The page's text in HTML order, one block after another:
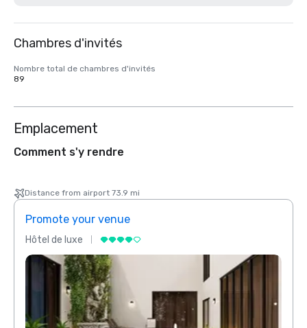
Chambres d'invités
Nombre total de chambres d'invités
89
Emplacement
Comment s'y rendre
Distance from airport 73.9 mi
Promote your venue
Hôtel de luxe